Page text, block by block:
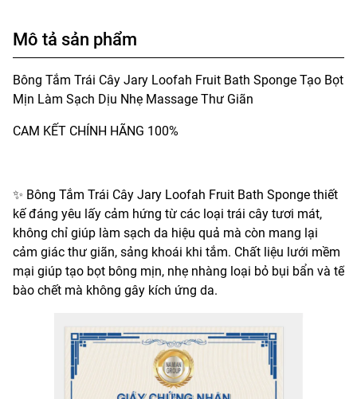
Mô tả sản phẩm
Bông Tắm Trái Cây Jary Loofah Fruit Bath Sponge Tạo Bọt
Mịn Làm Sạch Dịu Nhẹ Massage Thư Giãn
CAM KẾT CHÍNH HÃNG 100%
✨ Bông Tắm Trái Cây Jary Loofah Fruit Bath Sponge thiết
kế đáng yêu lấy cảm hứng từ các loại trái cây tươi mát,
không chỉ giúp làm sạch da hiệu quả mà còn mang lại
cảm giác thư giãn, sảng khoái khi tắm. Chất liệu lưới mềm
mại giúp tạo bọt bông mịn, nhẹ nhàng loại bỏ bụi bẩn và tế
bào chết mà không gây kích ứng da.